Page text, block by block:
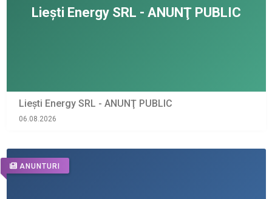
Liești Energy SRL - ANUNŢ PUBLIC
06.08.2026
ANUNTURI